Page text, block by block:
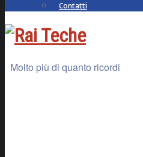
Contatti
Molto più di quanto ricordi